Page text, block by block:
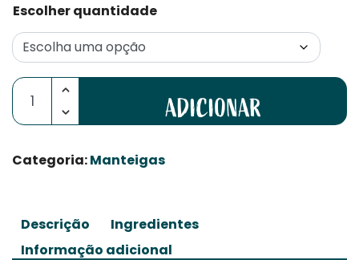
Escolher quantidade
Quantidade de Creme de Amendoim com sabor a
ADICIONAR
Categoria:Manteigas
Descrição
Ingredientes
Informação adicional